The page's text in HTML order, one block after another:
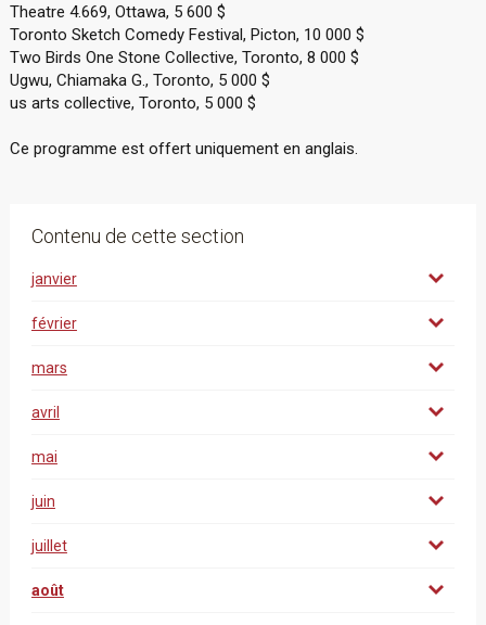
Theatre 4.669, Ottawa, 5 600 $
Toronto Sketch Comedy Festival, Picton, 10 000 $
Two Birds One Stone Collective, Toronto, 8 000 $
Ugwu, Chiamaka G., Toronto, 5 000 $
us arts collective, Toronto, 5 000 $
Ce programme est offert uniquement en anglais.
Contenu de cette section
janvier
février
mars
avril
mai
juin
juillet
août